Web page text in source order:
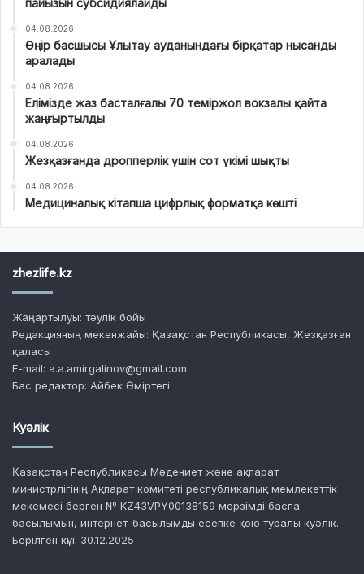
04.08.2026
Өңір басшысы Ұлытау ауданындағы бірқатар нысанды
аралады
04.08.2026
Елімізде жаз басталғалы 70 теміржол вокзалы қайта
жаңғыртылды
04.08.2026
Жезқазғанда дропперлік үшін сот үкімі шықты
04.08.2026
Медициналық кітапша цифрлық форматқа көшті
zhezlife.kz
Жаңартылуы: тәулік бойы
Редакцияның мекенжайы: Қазақстан Республикасы, Жезқазған
қаласы
E-mail: a.a.amirgalinov@gmail.com
Бас редактор: Айбек Әміртегі
Куәлік
Қазақстан Республикасы Мәдениет және ақпарат
министрлігінің Ақпарат комитеті республикалық мемлекеттік
мекемесі берген № KZ43VPY00138159 мерзімді баспа
басылымын, интернет-басылымды есепке қою туралы куәлік.
Берілген күні: 30.12.2025